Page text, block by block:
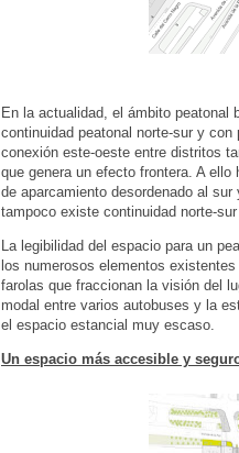
En la actualidad, el ámbito peatonal
continuidad peatonal norte-sur y
conexión este-oeste entre distritos
que genera un efecto frontera. A
de aparcamiento desordenado al
tampoco existe continuidad norte-
La legibilidad del espacio para un
los numerosos elementos
farolas que fraccionan la visión del
modal entre varios autobuses y la
el espacio estancial muy escaso.
Un espacio más accesible y